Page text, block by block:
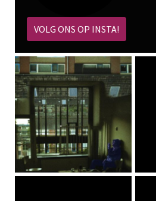
VOLG ONS OP INSTA!